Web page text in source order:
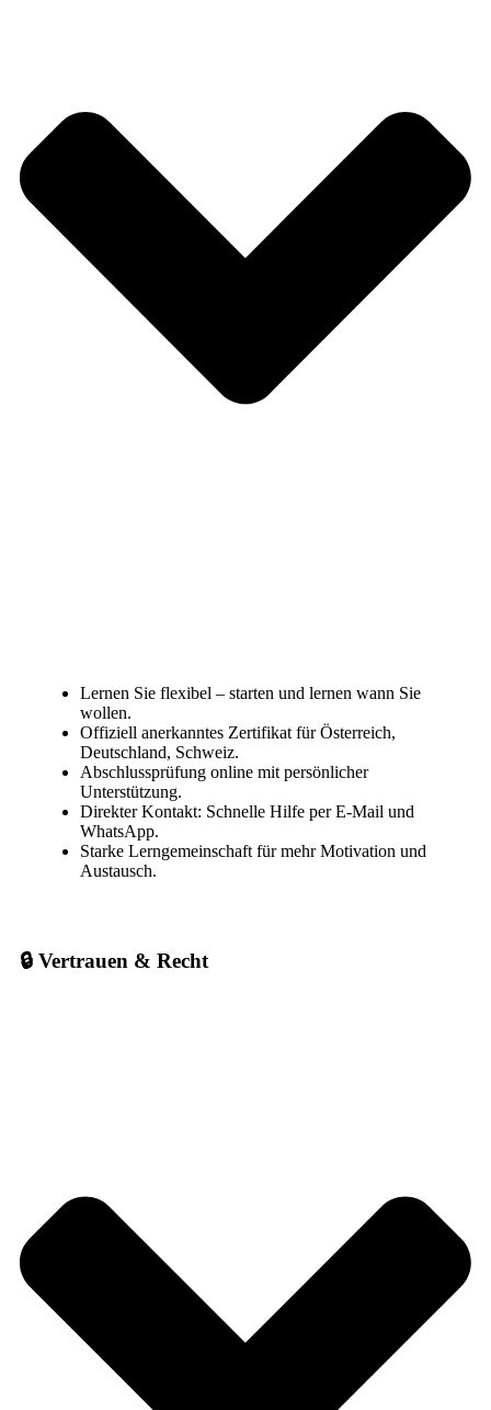
Lernen Sie flexibel – starten und lernen wann Sie
wollen.
Offiziell anerkanntes Zertifikat für Österreich,
Deutschland, Schweiz.
Abschlussprüfung online mit persönlicher
Unterstützung.
Direkter Kontakt: Schnelle Hilfe per E-Mail und
WhatsApp.
Starke Lerngemeinschaft für mehr Motivation und
Austausch.
🔒 Vertrauen & Recht